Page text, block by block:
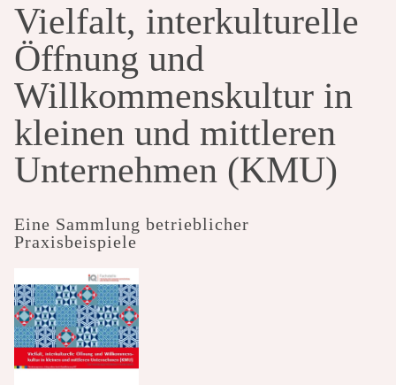
Vielfalt, interkulturelle
Öffnung und
Willkommenskultur in
kleinen und mittleren
Unternehmen (KMU)
Eine Sammlung betrieblicher
Praxisbeispiele